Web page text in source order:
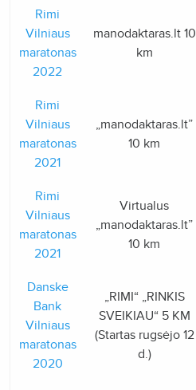
Rimi
Vilniaus
maratonas
2022
manodaktaras.lt 10
km
Rimi
Vilniaus
maratonas
2021
„manodaktaras.lt”
10 km
Rimi
Vilniaus
maratonas
2021
Virtualus
„manodaktaras.lt”
10 km
Danske
Bank
Vilniaus
maratonas
2020
„RIMI“ „RINKIS
SVEIKIAU“ 5 KM
(Startas rugsėjo 12
d.)